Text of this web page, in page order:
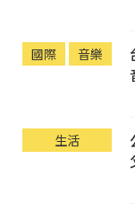
國際 音樂
生活